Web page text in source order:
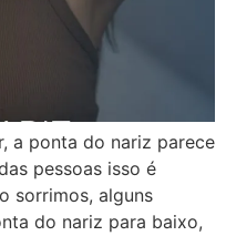
a ponta do nariz parece
pessoas isso é
sorrimos, alguns
do nariz para baixo,